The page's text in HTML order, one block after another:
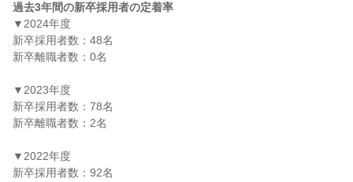
過去3年間の新卒採用者の定着率
▼2024年度
新卒採用者数：48名
新卒離職者数：0名
▼2023年度
新卒採用者数：78名
新卒離職者数：2名
▼2022年度
新卒採用者数：92名